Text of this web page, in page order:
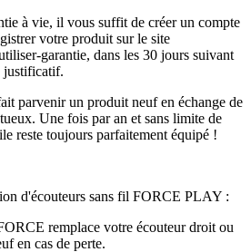
à vie, il vous suffit de créer un compte
votre produit sur le site
garantie, dans les 30 jours suivant
justificatif.
parvenir un produit neuf en échange de
Une fois par an et sans limite de
reste toujours parfaitement équipé !
d'écouteurs sans fil FORCE PLAY :
remplace votre écouteur droit ou
en cas de perte.